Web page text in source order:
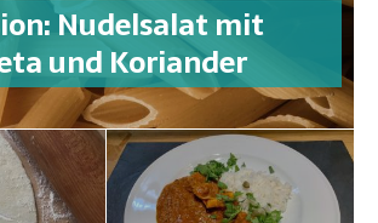
Nudelsalat mit
und Koriander